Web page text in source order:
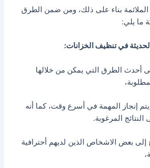
بناء على ذلك، ومن ضمن الطرق
ما يلي:
في تنظيف الخزانات:
أحدث الطرق التي يمكن من خلالها
إنجاز المهمة في أسرع وقت، كما أنه
المرغوبة.
إلى بعض الاشخاص الذين لديهم أحترافية